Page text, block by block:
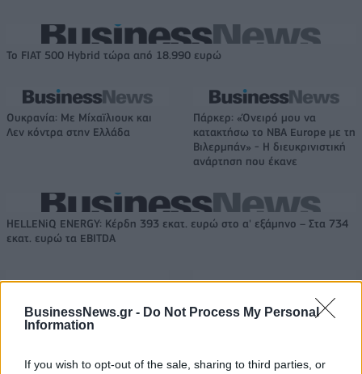
BusinessNews.gr - Do Not Process My Personal
Information
If you wish to opt-out of the sale, sharing to third parties, or
Το FIAT 500 Hybrid τώρα από 18.990 ευρώ
Ουκρανία: Με Μίχαϊλιουκ και
Λεν κόντρα στην Ελλάδα
Πάρκερ: «Όνειρό μου να
κατακτήσω το ΝΒΑ Europe με τη
Βιλερμπάν» - Η διευκρινιστική
ανάρτηση που έκανε
HELLENiQ ENERGY: Κέρδη 393 εκατ. ευρώ στο α' εξάμηνο – Στα 734
εκατ. ευρώ τα EBITDA
Viohalco: Αυξημένος κατά 14%
τα EBITDA
ΥΠΕΘΟΟ: Νέες επενδύσεις 1